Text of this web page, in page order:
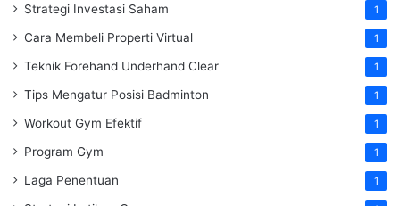
Strategi Investasi Saham 1
Cara Membeli Properti Virtual 1
Teknik Forehand Underhand Clear 1
Tips Mengatur Posisi Badminton 1
Workout Gym Efektif 1
Program Gym 1
Laga Penentuan 1